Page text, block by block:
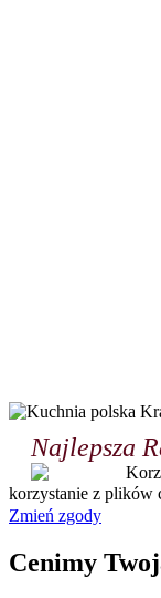
Najlepsza
korzystanie z plików
Zmień zgody
Cenimy